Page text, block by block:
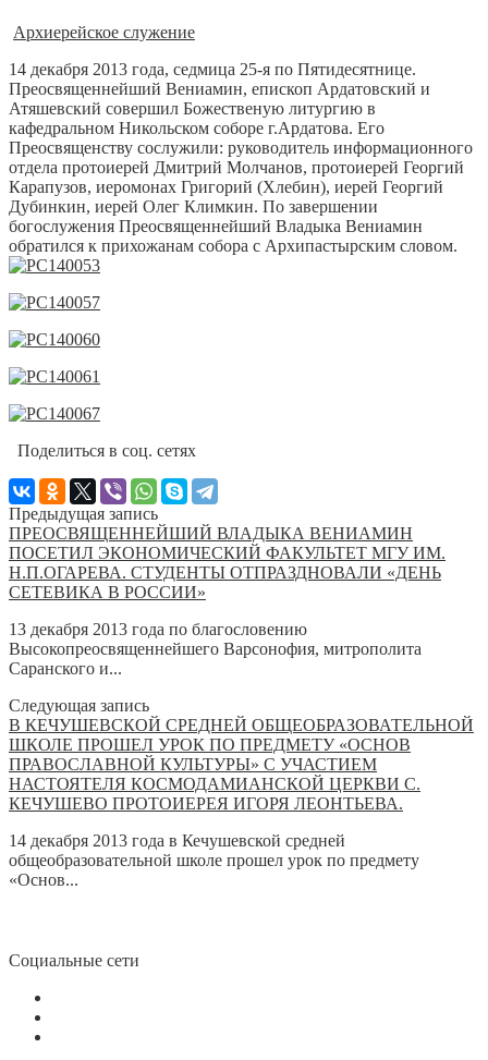
Архиерейское служение
14 декабря 2013 года, седмица 25-я по Пятидесятнице.
Преосвященнейший Вениамин, епископ Ардатовский и
Атяшевский совершил Божественую литургию в
кафедральном Никольском соборе г.Ардатова. Его
Преосвященству сослужили: руководитель информационного
отдела протоиерей Дмитрий Молчанов, протоиерей Георгий
Карапузов, иеромонах Григорий (Хлебин), иерей Георгий
Дубинкин, иерей Олег Климкин. По завершении
богослужения Преосвященнейший Владыка Вениамин
обратился к прихожанам собора с Архипастырским словом.
Поделиться в соц. сетях
Предыдущая запись
ПРЕОСВЯЩЕННЕЙШИЙ ВЛАДЫКА ВЕНИАМИН
ПОСЕТИЛ ЭКОНОМИЧЕСКИЙ ФАКУЛЬТЕТ МГУ ИМ.
Н.П.ОГАРЕВА. СТУДЕНТЫ ОТПРАЗДНОВАЛИ «ДЕНЬ
СЕТЕВИКА В РОССИИ»
13 декабря 2013 года по благословению
Высокопреосвященнейшего Варсонофия, митрополита
Саранского и...
Следующая запись
В КЕЧУШЕВСКОЙ СРЕДНЕЙ ОБЩЕОБРАЗОВАТЕЛЬНОЙ
ШКОЛЕ ПРОШЕЛ УРОК ПО ПРЕДМЕТУ «ОСНОВ
ПРАВОСЛАВНОЙ КУЛЬТУРЫ» С УЧАСТИЕМ
НАСТОЯТЕЛЯ КОСМОДАМИАНСКОЙ ЦЕРКВИ С.
КЕЧУШЕВО ПРОТОИЕРЕЯ ИГОРЯ ЛЕОНТЬЕВА.
14 декабря 2013 года в Кечушевской средней
общеобразовательной школе прошел урок по предмету
«Основ...
Социальные сети